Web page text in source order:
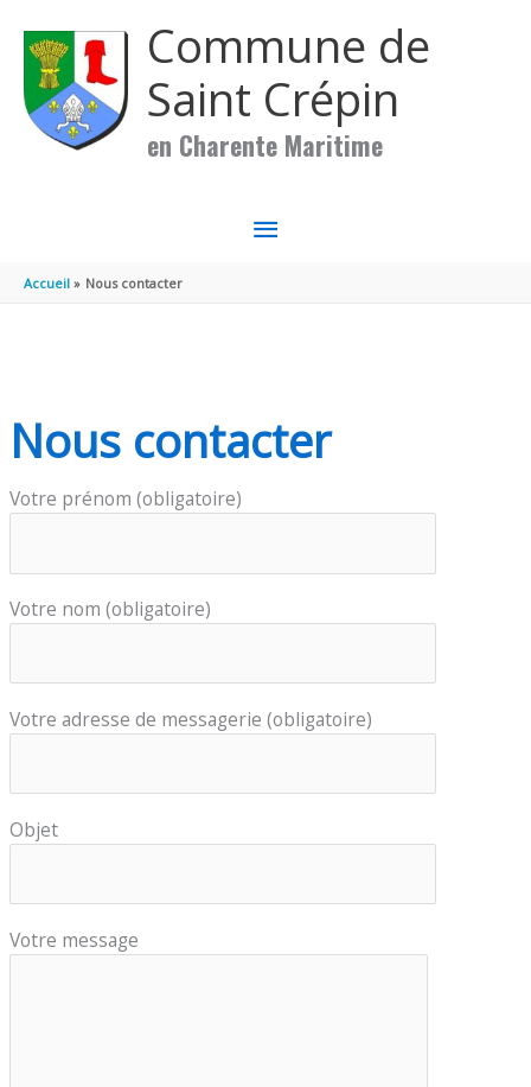
Commune de
Saint Crépin
en Charente Maritime
MENU
Accueil Nous contacter
Nous contacter
Votre prénom (obligatoire)
Votre nom (obligatoire)
Votre adresse de messagerie (obligatoire)
Objet
Votre message